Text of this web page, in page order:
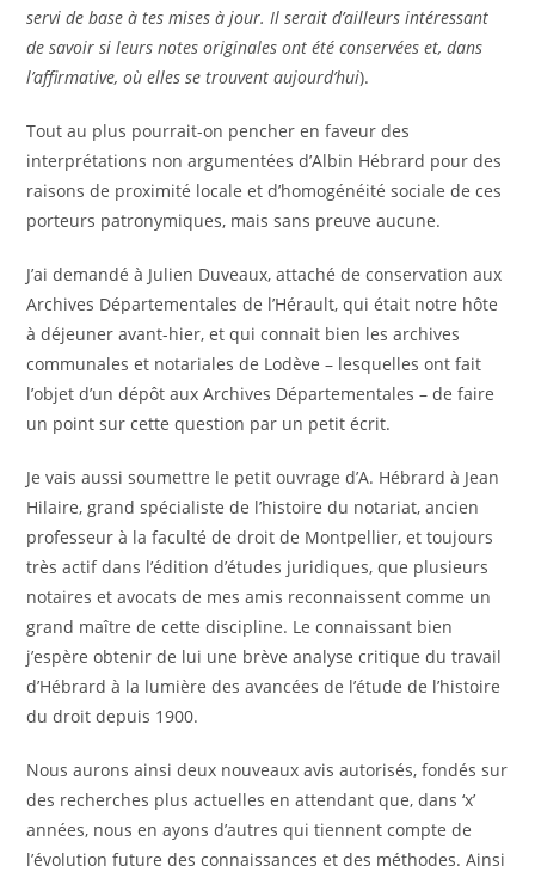
servi de base à tes mises à jour. Il serait d’ailleurs intéressant
de savoir si leurs notes originales ont été conservées et, dans
l’affirmative, où elles se trouvent aujourd’hui).
Tout au plus pourrait-on pencher en faveur des
interprétations non argumentées d’Albin Hébrard pour des
raisons de proximité locale et d’homogénéité sociale de ces
porteurs patronymiques, mais sans preuve aucune.
J’ai demandé à Julien Duveaux, attaché de conservation aux
Archives Départementales de l’Hérault, qui était notre hôte
à déjeuner avant-hier, et qui connait bien les archives
communales et notariales de Lodève – lesquelles ont fait
l’objet d’un dépôt aux Archives Départementales – de faire
un point sur cette question par un petit écrit.
Je vais aussi soumettre le petit ouvrage d’A. Hébrard à Jean
Hilaire, grand spécialiste de l’histoire du notariat, ancien
professeur à la faculté de droit de Montpellier, et toujours
très actif dans l’édition d’études juridiques, que plusieurs
notaires et avocats de mes amis reconnaissent comme un
grand maître de cette discipline. Le connaissant bien
j’espère obtenir de lui une brève analyse critique du travail
d’Hébrard à la lumière des avancées de l’étude de l’histoire
du droit depuis 1900.
Nous aurons ainsi deux nouveaux avis autorisés, fondés sur
des recherches plus actuelles en attendant que, dans ‘x’
années, nous en ayons d’autres qui tiennent compte de
l’évolution future des connaissances et des méthodes. Ainsi